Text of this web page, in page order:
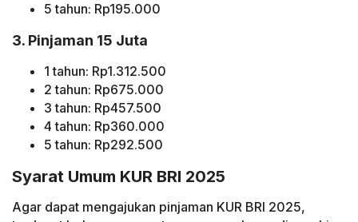
5 tahun: Rp195.000
3. Pinjaman 15 Juta
1 tahun: Rp1.312.500
2 tahun: Rp675.000
3 tahun: Rp457.500
4 tahun: Rp360.000
5 tahun: Rp292.500
Syarat Umum KUR BRI 2025
Agar dapat mengajukan pinjaman KUR BRI 2025,